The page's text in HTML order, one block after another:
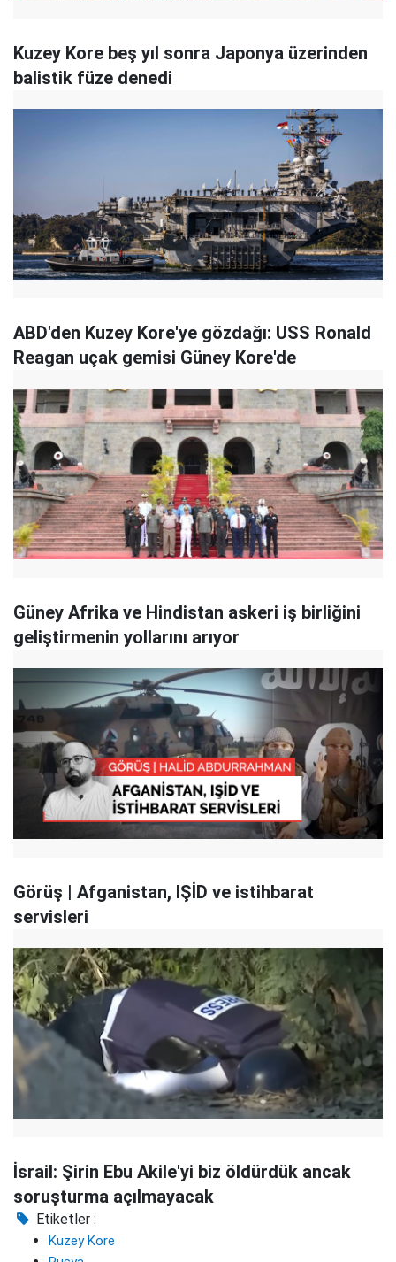
Kuzey Kore beş yıl sonra Japonya üzerinden
balistik füze denedi
ABD'den Kuzey Kore'ye gözdağı: USS Ronald
Reagan uçak gemisi Güney Kore'de
Güney Afrika ve Hindistan askeri iş birliğini
geliştirmenin yollarını arıyor
Görüş | Afganistan, IŞİD ve istihbarat
servisleri
İsrail: Şirin Ebu Akile'yi biz öldürdük ancak
soruşturma açılmayacak
Etiketler :
Kuzey Kore